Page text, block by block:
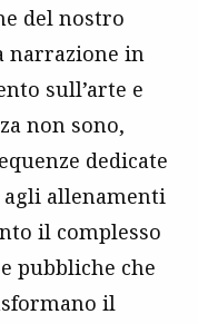
del nostro
narrazione in
sull’arte e
non sono,
dedicate
agli allenamenti
il complesso
pubbliche che
il